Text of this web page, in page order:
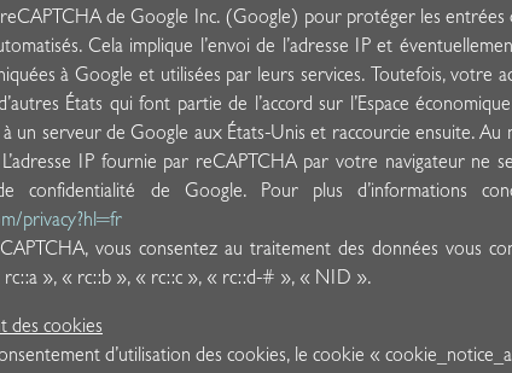
de Google Inc. (Google) pour protéger les
Cela implique l’envoi de l’adresse IP et
à Google et utilisées par leurs services. Toutefois, votre
États qui font partie de l’accord sur l’Espace
un serveur de Google aux États-Unis et raccourcie ensuite.
IP fournie par reCAPTCHA par votre navigateur ne
confidentialité de Google. Pour plus d’informations
privacy?hl=fr
vous consentez au traitement des données vous
», « rc::b », « rc::c », « rc::d-# », « NID ».
des cookies
d’utilisation des cookies, le cookie «